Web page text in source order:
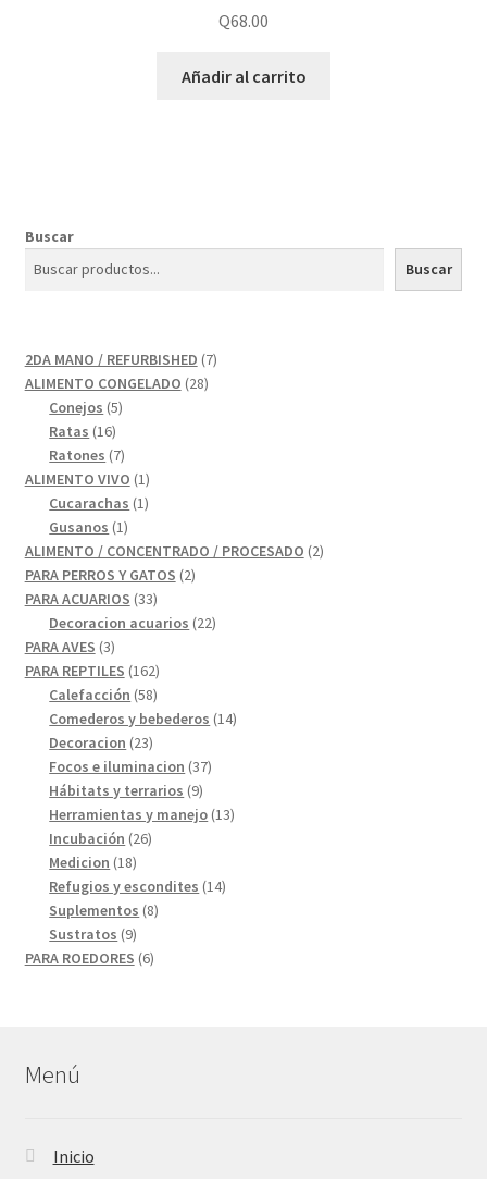
Q68.00
Añadir al carrito
Buscar
Buscar
2DA MANO / REFURBISHED 77
ALIMENTO CONGELADO 2828
Conejos 55
Ratas 1616
productos
Ratones 77
productos
ALIMENTO VIVO 11
producto
Cucarachas 11
Gusanos 11
producto
ALIMENTO / CONCENTRADO / PROCESADO 22
PARA PERROS Y GATOS 22
PARA ACUARIOS 3333
productos
Decoracion acuarios 2222
PARA AVES 33
productos
PARA REPTILES 162162
productos
Calefacción 5858
productos
Comederos y bebederos 1414
Decoracion 2323
productos
Focos e iluminacion 3737
Hábitats y terrarios 99
productos
Herramientas y manejo 1313
Incubación 2626
Medicion 1818
productos
Refugios y escondites 1414
Suplementos 88
Sustratos 99
productos
PARA ROEDORES 66
Menú
Inicio